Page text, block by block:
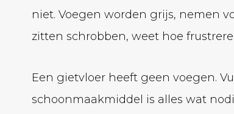
niet. Voegen worden grijs, nemen
zitten schrobben, weet hoe
Een gietvloer heeft geen voegen.
schoonmaakmiddel is alles wat